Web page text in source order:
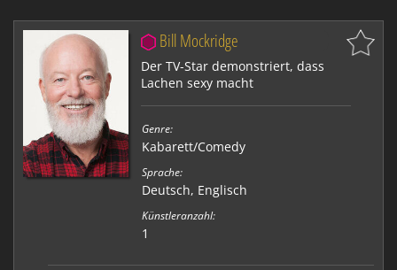
Bill Mockridge
Der TV-Star demonstriert, dass
Lachen sexy macht
Genre:
Kabarett/Comedy
Sprache:
Deutsch, Englisch
Künstleranzahl:
1